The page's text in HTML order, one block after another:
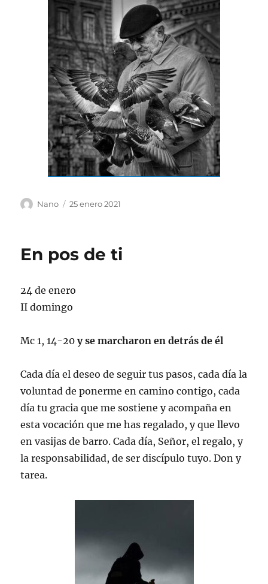
Autor
Nano
Publicado
25 enero 2021
En pos de ti
24 de enero
II domingo
Mc 1, 14-20y se marcharon en detrás de él
Cada día el deseo de seguir tus pasos, cada día la
voluntad de ponerme en camino contigo, cada
día tu gracia que me sostiene y acompaña en
esta vocación que me has regalado, y que llevo
en vasijas de barro. Cada día, Señor, el regalo, y
la responsabilidad, de ser discípulo tuyo. Don y
tarea.